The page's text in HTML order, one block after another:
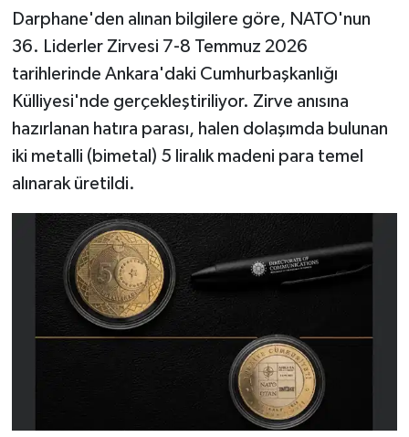
Darphane'den alınan bilgilere göre, NATO'nun
36. Liderler Zirvesi 7-8 Temmuz 2026
tarihlerinde Ankara'daki Cumhurbaşkanlığı
Külliyesi'nde gerçekleştiriliyor. Zirve anısına
hazırlanan hatıra parası, halen dolaşımda bulunan
iki metalli (bimetal) 5 liralık madeni para temel
alınarak üretildi.